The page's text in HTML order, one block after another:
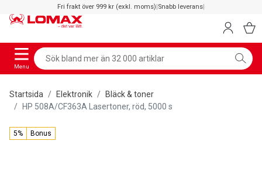
Fri frakt över 999 kr (exkl. moms)|Snabb leverans|
Menu
Startsida Elektronik
Bläck & toner
HP 508A/CF363A Lasertoner, röd, 5000 s
5% Bonus